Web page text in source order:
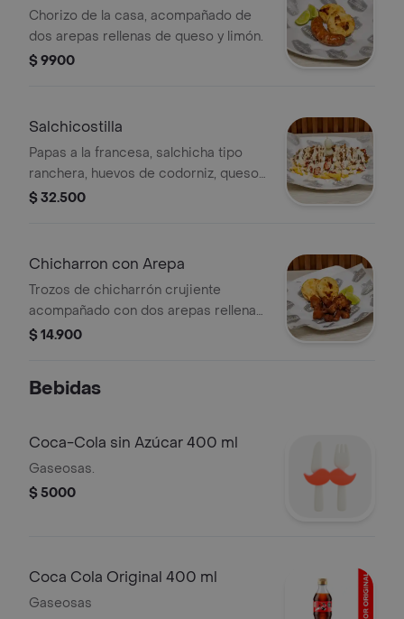
Chorizo de la casa, acompañado de
dos arepas rellenas de queso y limón.
$ 9900
Salchicostilla
Papas a la francesa, salchicha tipo
ranchera, huevos de codorniz, queso
costeño rayado y nuestra deliciosa
$ 32.500
Chicharron con Arepa
Trozos de chicharrón crujiente
acompañado con dos arepas rellenas
de queso.
$ 14.900
Bebidas
Coca-Cola sin Azúcar 400 ml
Gaseosas.
$ 5000
Coca Cola Original 400 ml
Gaseosas